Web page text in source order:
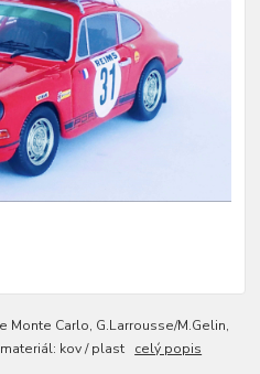
Monte Carlo, G.Larrousse/M.Gelin,
kov / plast celý popis